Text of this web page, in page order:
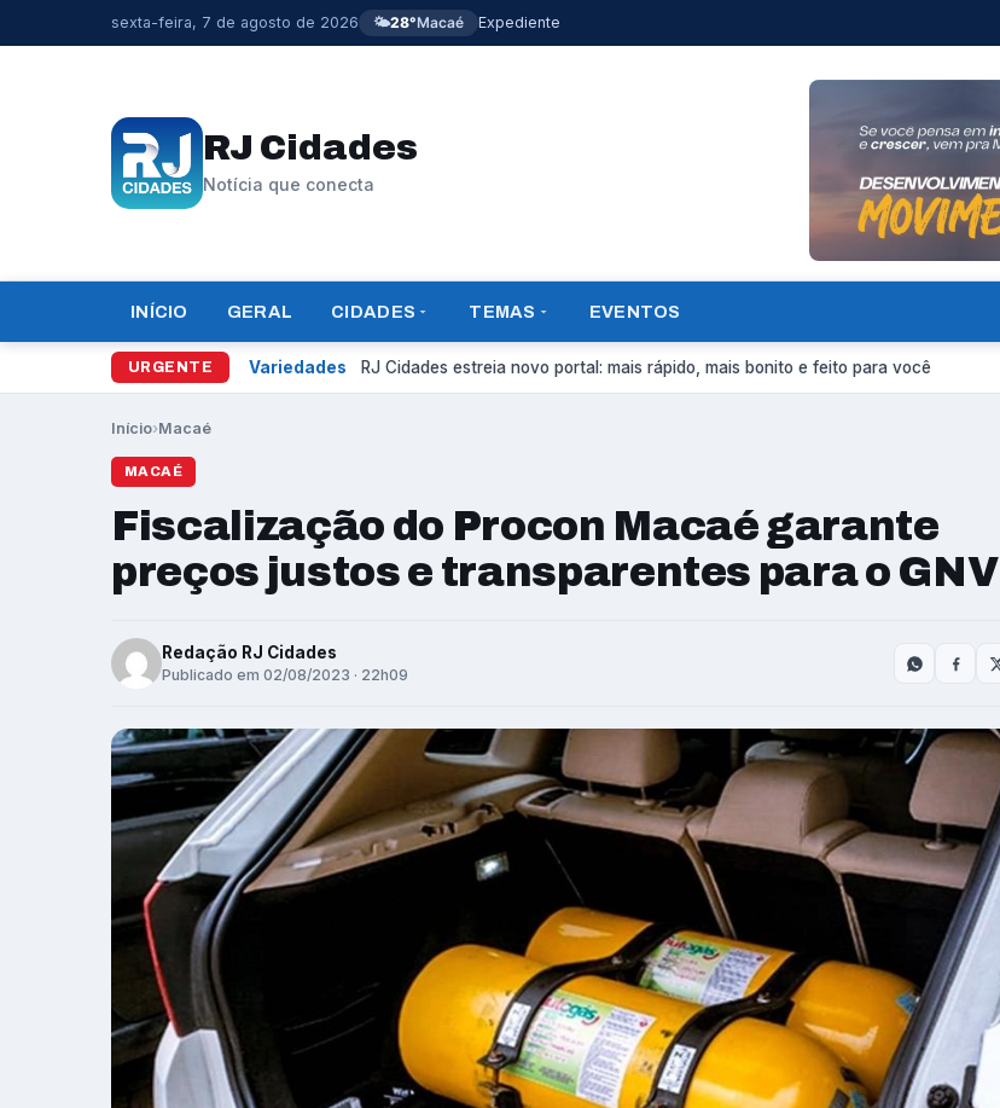
sexta-feira, 7 de agosto de 2026 🌤️28°Macaé Expediente
RJ Cidades
Notícia que conecta
INÍCIO GERAL CIDADES TEMAS EVENTOS
URGENTE Variedades RJ Cidades estreia novo portal: mais rápido, mais bonito e feito para você
Início›Macaé
MACAÉ
Fiscalização do Procon Macaé garante
preços justos e transparentes para o GNV
Redação RJ Cidades
Publicado em 02/08/2023 · 22h09